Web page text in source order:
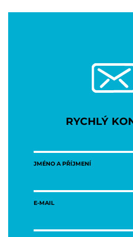
RYCHLÝ
JMÉNO A PŘÍJMENÍ
E-MAIL